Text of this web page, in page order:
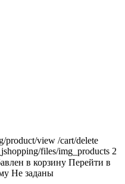
product/view /cart/delete
files/img_products 2
в корзину Перейти в
Не заданы